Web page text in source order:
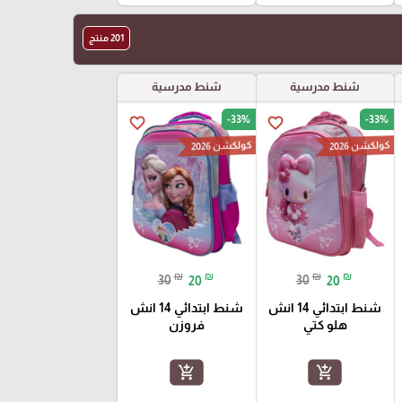
201 منتج
شنط مدرسية
favorite_border -33%
كولكشن 2026
30 ₪ 20 ₪
شنط ابتدائي 14 انش
هلو كتي
add_shopping_cart
شنط مدرسية
favorite_border -33%
كولكشن 2026
30 ₪ 20 ₪
شنط ابتدائي 14 انش
فروزن
add_shopping_cart